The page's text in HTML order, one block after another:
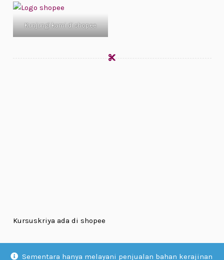
Sementara hanya melayani penjualan bahan kerajinan
Kunjungi kami di shopee
Kursuskriya ada di shopee